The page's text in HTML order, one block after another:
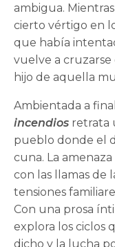
ambigua.
cierto vértigo en
que había
vuelve a cruzarse
hijo de aquella
Ambientada a
incendios retrata
pueblo donde el
cuna. La
con las llamas de
tensiones
Con una prosa
explora los ciclos
dicho y la lucha